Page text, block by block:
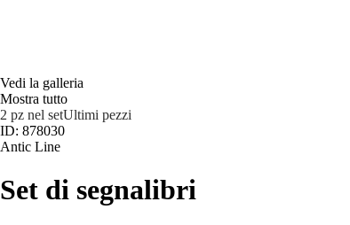
Vedi la galleria
Mostra tutto
2 pz nel setUltimi pezzi
ID: 878030
Antic Line
Set di segnalibri